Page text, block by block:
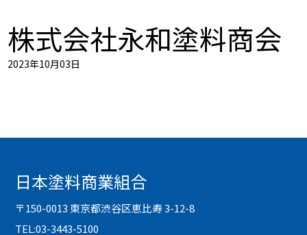
株式会社永和塗料商会
2023年10月03日
日本塗料商業組合
〒150-0013 東京都渋谷区恵比寿 3-12-8
TEL:03-3443-5100